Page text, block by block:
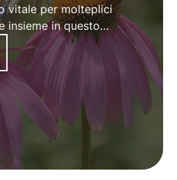
vitale per molteplici
insieme in questo
alcune curiosità
diversi meccanismi di